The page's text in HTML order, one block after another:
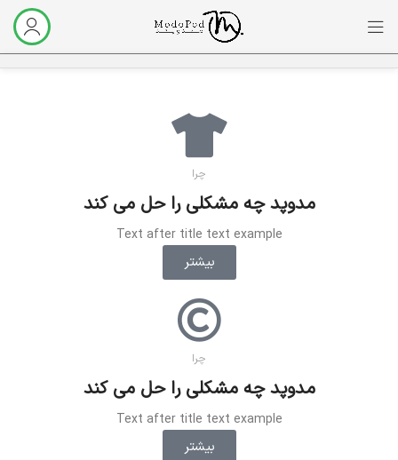
چرا
مدوپد چه مشکلی را حل می کند
Text after title text example
بیشتر
چرا
مدوپد چه مشکلی را حل می کند
Text after title text example
بیشتر